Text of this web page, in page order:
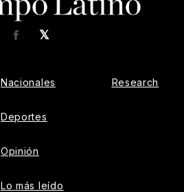
𝕏
Facebook
Nacionales
Deportes
Opinión
Lo más leído
Research